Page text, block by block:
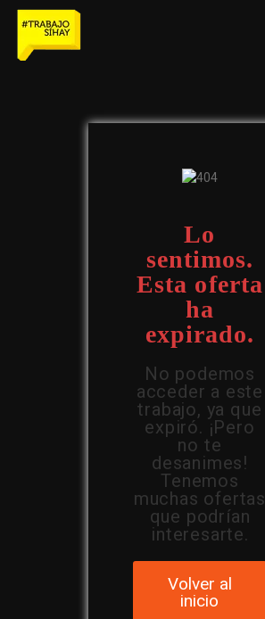
Lo
sentimos.
Esta oferta
ha
expirado.
No podemos
acceder a este
trabajo, ya que
expiró. ¡Pero
no te
desanimes!
Tenemos
muchas ofertas
que podrían
interesarte.
Volver al
inicio